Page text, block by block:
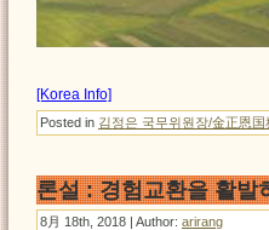
[Korea Info]
Posted in 김정은 국무위원장/金正恩国
론설 : 경험교환을 활발
8月 18th, 2018 | Author: arirang